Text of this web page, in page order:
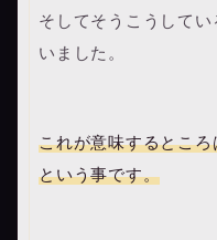
そしてそうこうして
いました。
これが意味するとこ
という事です。